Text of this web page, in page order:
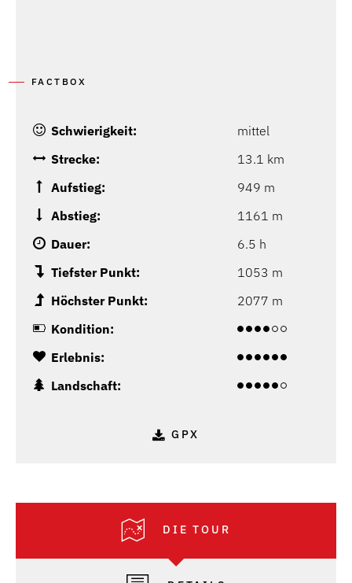
FACTBOX
Schwierigkeit:
mittel
Strecke:
13.1 km
Aufstieg:
949 m
Abstieg:
1161 m
Dauer:
6.5 h
Tiefster Punkt:
1053 m
Höchster Punkt:
2077 m
Kondition:
Erlebnis:
Landschaft:
GPX
DIE TOUR